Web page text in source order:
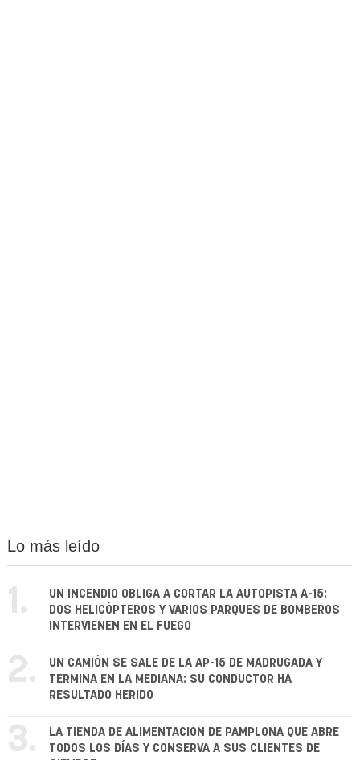
Lo más leído
1.
UN INCENDIO OBLIGA A CORTAR LA AUTOPISTA A-15:
DOS HELICÓPTEROS Y VARIOS PARQUES DE BOMBEROS
INTERVIENEN EN EL FUEGO
2.
UN CAMIÓN SE SALE DE LA AP-15 DE MADRUGADA Y
TERMINA EN LA MEDIANA: SU CONDUCTOR HA
RESULTADO HERIDO
3.
LA TIENDA DE ALIMENTACIÓN DE PAMPLONA QUE ABRE
TODOS LOS DÍAS Y CONSERVA A SUS CLIENTES DE